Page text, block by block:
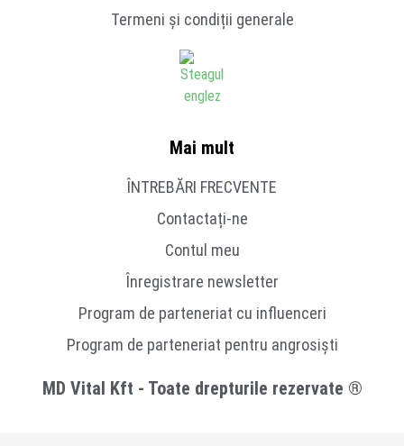
Termeni și condiții generale
Mai mult
ÎNTREBĂRI FRECVENTE
Contactați-ne
Contul meu
Înregistrare newsletter
Program de parteneriat cu influenceri
Program de parteneriat pentru angrosiști
MD Vital Kft - Toate drepturile rezervate ®